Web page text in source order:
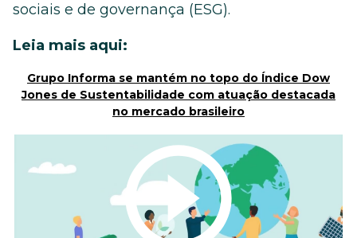
sociais e de governança (ESG).
Leia mais aqui:
Grupo Informa se mantém no topo do Índice Dow
Jones de Sustentabilidade com atuação destacada
no mercado brasileiro